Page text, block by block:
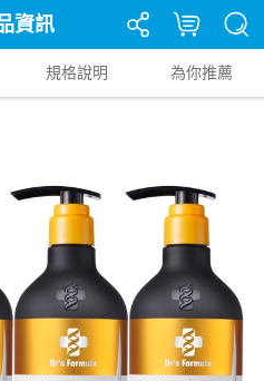
資訊
規格說明 為你推薦